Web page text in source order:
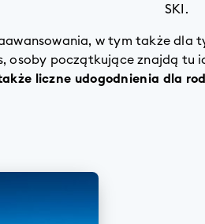
SKI.
w tym także
osoby początkujące znajdą tu
liczne udogodnienia dla